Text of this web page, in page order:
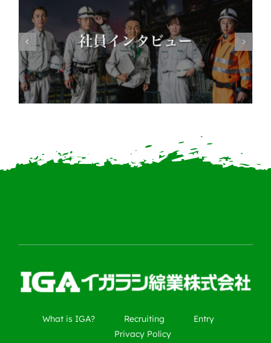
What is IGA? Recruiting
Entry
Privacy Policy